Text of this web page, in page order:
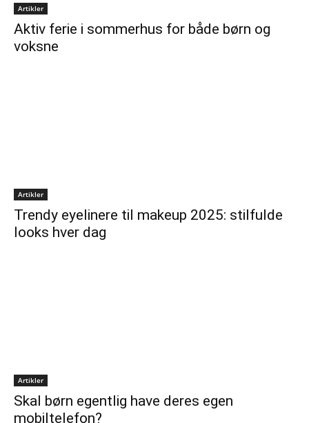
Artikler
Aktiv ferie i sommerhus for både børn og
voksne
Artikler
Trendy eyelinere til makeup 2025: stilfulde
looks hver dag
Artikler
Skal børn egentlig have deres egen
mobiltelefon?